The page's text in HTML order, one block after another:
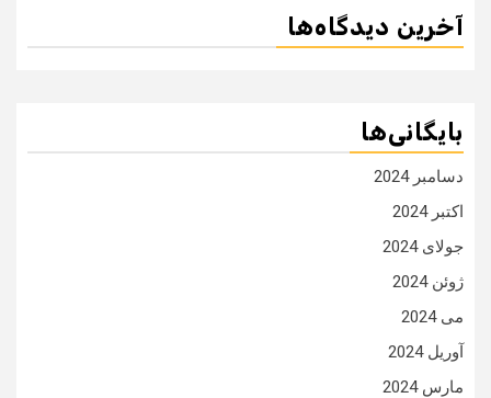
آخرین دیدگاه‌ها
بایگانی‌ها
دسامبر 2024
اکتبر 2024
جولای 2024
ژوئن 2024
می 2024
آوریل 2024
مارس 2024